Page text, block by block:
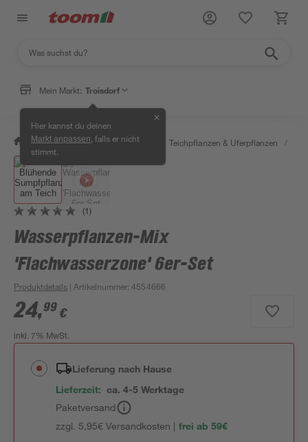
Mein Markt: Troisdorf
Hier kannst du deinen
Markt anpassen , falls er nicht
stimmt.
✕
/ Garten & Freizeit / Pflanzen Teichpflanzen & Uferpflanzen /
(1)
Wasserpflanzen-Mix
'Flachwasserzone' 6er-Set
Produktdetails | Artikelnummer:4554666
24,99 €
inkl. 7% MwSt.
Lieferung nach Hause
Lieferzeit: ca. 4-5 Werktage
Paketversand
zzgl. 5,95€ Versandkosten | frei ab 59€